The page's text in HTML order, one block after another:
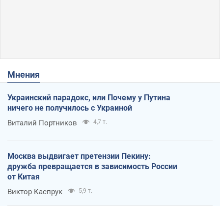
Мнения
Украинский парадокс, или Почему у Путина
ничего не получилось с Украиной
Виталий Портников 4,7 т.
Москва выдвигает претензии Пекину:
дружба превращается в зависимость России
от Китая
Виктор Каспрук 5,9 т.